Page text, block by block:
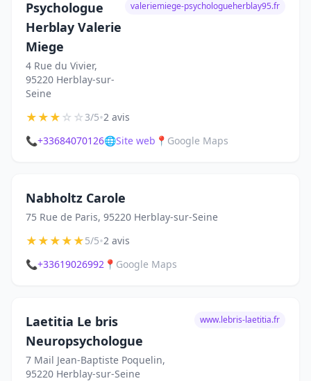
Psychologue
Herblay Valerie
Miege
4 Rue du Vivier,
95220 Herblay-sur-
Seine
valeriemiege-psychologueherblay95.fr
★★★☆☆3/5•2 avis
📞+33684070126🌐Site web 📍 Google Maps
Nabholtz Carole
75 Rue de Paris, 95220 Herblay-sur-Seine
★★★★★5/5•2 avis
📞+33619026992 📍 Google Maps
Laetitia Le bris
Neuropsychologue
7 Mail Jean-Baptiste Poquelin,
95220 Herblay-sur-Seine
www.lebris-laetitia.fr